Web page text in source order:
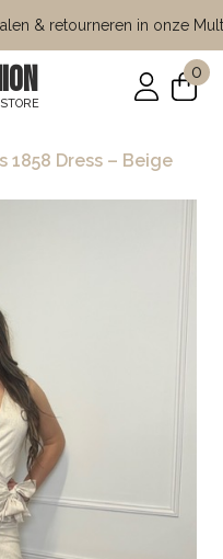
& retourneren in onze Multi
0
1858 Dress – Beige